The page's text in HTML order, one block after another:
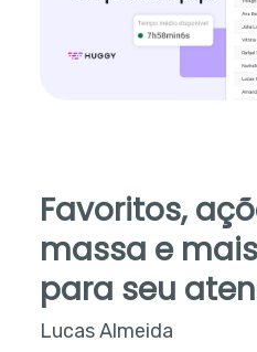
Favoritos,
massa e
para seu
Lucas Almeida